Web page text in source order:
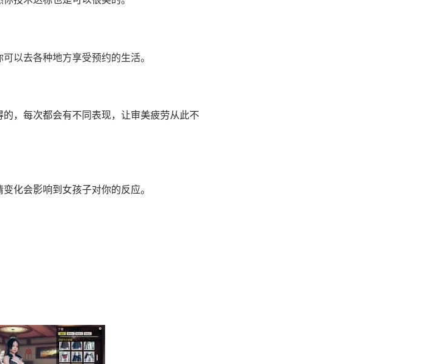
以去各种地方享受预约的生活。
，每次都会有不同表现，让审美疲劳从此不
化会影响到女孩子对你的反应。